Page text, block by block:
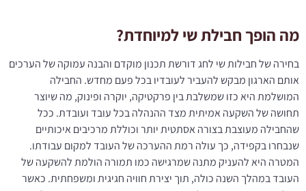
מה הופך חבילת שי למיוחדת?
בחירה של חבילות שי לחג דורשת תכנון מוקדם והבנה עמוקה של הערכים
אותם הארגון מבקש להעביר לעובדיו בכל פעם מחדש. החבילה
המושלמת היא כזו שמשלבת בין פרקטיקה, יוקרה ופינוק, מה שיוצר
תחושה של השקעה אמיתית מצד ההנהלה בכל עובד ועובדת. ככל
שהחבילה מעוצבת בצורה אסתטית יותר וכוללת מרכיבים איכותיים
שנבחרו בקפידה, כך עולה רמת ההערכה של העובד למקום עבודתו.
המטרה היא להעניק מתנה שמרגישה כמו תמורה הולמת להשקעה של
העובד במהלך השנה כולה, תוך יצירת חוויה חגיגית ומשפחתית. כאשר